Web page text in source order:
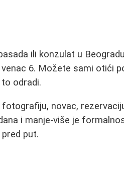
ili konzulat u
6. Možete sami otići
odradi.
novac,
i manje-više je
put.